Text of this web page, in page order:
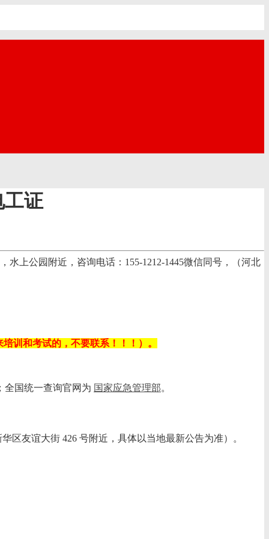
工证
上公园附近，咨询电话：155-1212-1445微信同号，（河北
训和考试的，不要联系！！！）。
全国统一查询官网为 国家应急管理部。‌‌
友谊大街 426 号附近，具体以当地最新公告为准）。